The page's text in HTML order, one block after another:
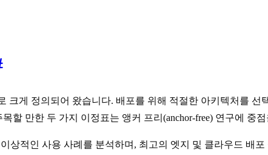
크게 정의되어 왔습니다. 배포를 위해 적절한 아키텍처를
할 만한 두 가지 이정표는 앵커 프리(anchor-free) 연구에
상적인 사용 사례를 분석하며, 최고의 엣지 및 클라우드 배